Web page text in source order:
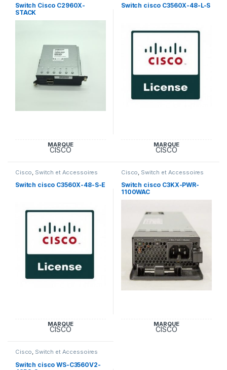
Switch Cisco C2960X-
STACK
MARQUE
CISCO
Switch cisco C3560X-48-L-S
MARQUE
CISCO
Cisco Switch et Accessoires
Cisco
Switch cisco C3560X-48-S-E
MARQUE
CISCO
Cisco Switch et Accessoires
Cisco
Switch cisco C3KX-PWR-
1100WAC
MARQUE
CISCO
Cisco, Switch et Accessoires
Switch cisco WS-C3560V2-